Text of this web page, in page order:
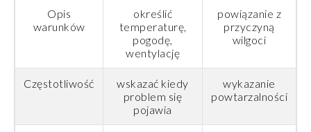
Opis
warunków
określić
temperaturę,
pogodę,
wentylację
powiązanie z
przyczyną
wilgoci
Częstotliwość
wskazać kiedy
problem się
pojawia
wykazanie
powtarzalności